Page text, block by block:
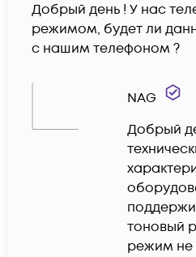
Добрый день ! У нас
режимом, будет ли
с нашим телефоном ?
NAG
Добрый
тоновый
режим не